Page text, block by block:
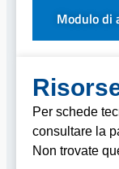
Modulo di
Per schede
consultare la
Non trovate